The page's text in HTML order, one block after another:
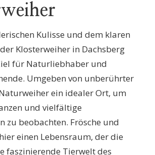
Kulisse und dem klaren
Klosterweiher in Dachsberg
für Naturliebhaber und
Umgeben von unberührter
ein idealer Ort, um
und vielfältige
zu beobachten. Frösche und
einen Lebensraum, der die
faszinierende Tierwelt des